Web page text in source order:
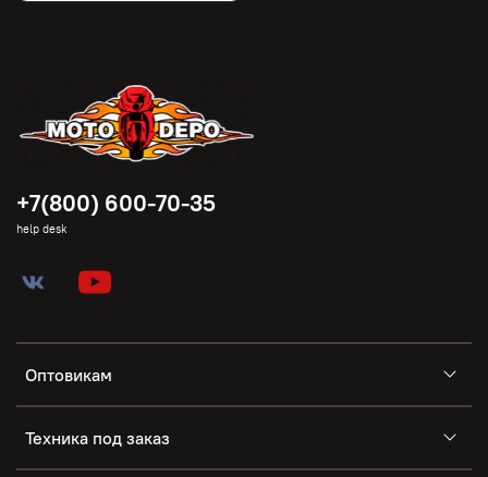
Оптовикам
Техника под заказ
+7(800) 600-70-35
help desk